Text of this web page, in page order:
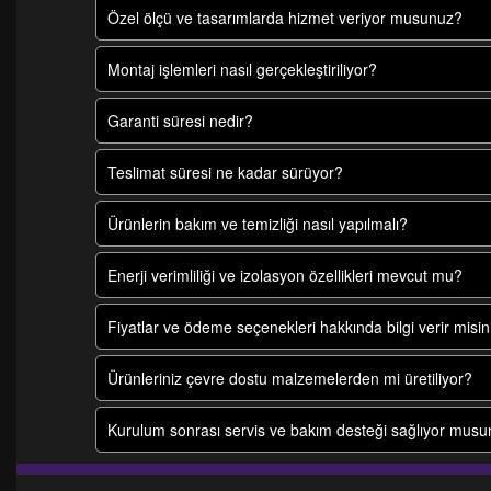
Özel ölçü ve tasarımlarda hizmet veriyor musunuz?
Montaj işlemleri nasıl gerçekleştiriliyor?
Garanti süresi nedir?
Teslimat süresi ne kadar sürüyor?
Ürünlerin bakım ve temizliği nasıl yapılmalı?
Enerji verimliliği ve izolasyon özellikleri mevcut mu?
Fiyatlar ve ödeme seçenekleri hakkında bilgi verir
Ürünleriniz çevre dostu malzemelerden mi üretiliyor?
Kurulum sonrası servis ve bakım desteği sağlıyor